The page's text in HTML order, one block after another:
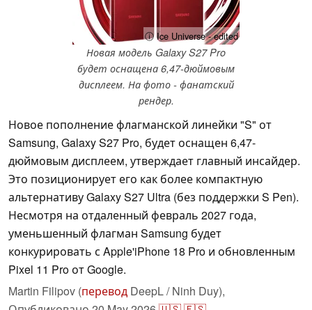
ⓘ Ice Universe - edited
Новая модель Galaxy S27 Pro
будет оснащена 6,47-дюймовым
дисплеем. На фото - фанатский
рендер.
Новое пополнение флагманской линейки "S" от
Samsung, Galaxy S27 Pro, будет оснащен 6,47-
дюймовым дисплеем, утверждает главный инсайдер.
Это позиционирует его как более компактную
альтернативу Galaxy S27 Ultra (без поддержки S Pen).
Несмотря на отдаленный февраль 2027 года,
уменьшенный флагман Samsung будет
конкурировать с Apple'iPhone 18 Pro и обновленным
Pixel 11 Pro от Google.
Martin Filipov (перевод DeepL / Ninh Duy),